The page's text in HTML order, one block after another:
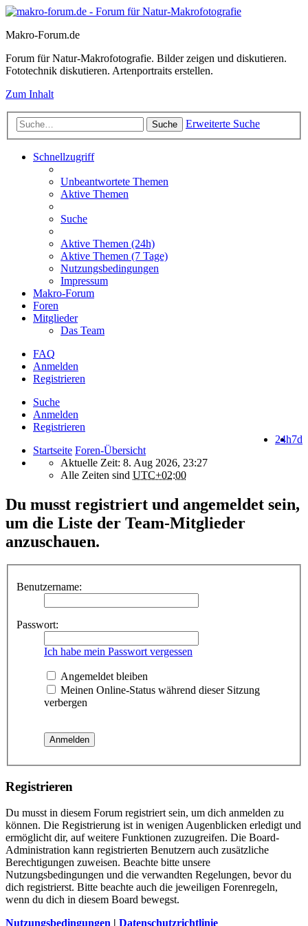
Makro-Forum.de
Forum für Natur-Makrofotografie. Bilder zeigen und diskutieren.
Fototechnik diskutieren. Artenportraits erstellen.
Zum Inhalt
Suche Erweiterte Suche
Schnellzugriff
Unbeantwortete Themen
Aktive Themen
Suche
Aktive Themen (24h)
Aktive Themen (7 Tage)
Nutzungsbedingungen
Impressum
Makro-Forum
Foren
Mitglieder
Das Team
FAQ
Anmelden
Registrieren
Suche
Anmelden
Registrieren
7d
24h
Startseite Foren-Übersicht
Aktuelle Zeit: 8. Aug 2026, 23:27
Alle Zeiten sind UTC+02:00
Du musst registriert und angemeldet sein,
um die Liste der Team-Mitglieder
anzuschauen.
Benutzername:
Passwort:
Ich habe mein Passwort vergessen
Angemeldet bleiben
Meinen Online-Status während dieser Sitzung
verbergen
Registrieren
Du musst in diesem Forum registriert sein, um dich anmelden zu
können. Die Registrierung ist in wenigen Augenblicken erledigt und
ermöglicht dir, auf weitere Funktionen zuzugreifen. Die Board-
Administration kann registrierten Benutzern auch zusätzliche
Berechtigungen zuweisen. Beachte bitte unsere
Nutzungsbedingungen und die verwandten Regelungen, bevor du
dich registrierst. Bitte beachte auch die jeweiligen Forenregeln,
wenn du dich in diesem Board bewegst.
Nutzungsbedingungen | Datenschutzrichtlinie